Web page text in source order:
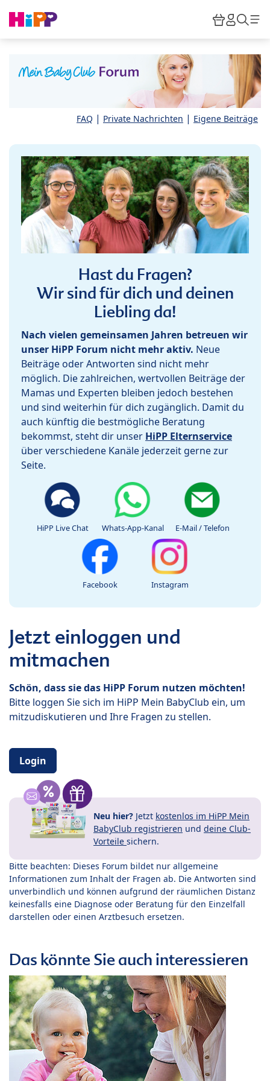
HiPP
FAQ | Private Nachrichten | Eigene Beiträge
Hast du Fragen?
Wir sind für dich und deinen
Liebling da!
Nach vielen gemeinsamen Jahren betreuen wir
unser HiPP Forum nicht mehr aktiv. Neue
Beiträge oder Antworten sind nicht mehr
möglich. Die zahlreichen, wertvollen Beiträge der
Mamas und Experten bleiben jedoch bestehen
und sind weiterhin für dich zugänglich. Damit du
auch künftig die bestmögliche Beratung
bekommst, steht dir unser HiPP Elternservice
über verschiedene Kanäle jederzeit gerne zur
Seite.
HiPP Live Chat Whats-App-Kanal E-Mail / Telefon
Facebook Instagram
Jetzt einloggen und
mitmachen
Schön, dass sie das HiPP Forum nutzen möchten!
Bitte loggen Sie sich im HiPP Mein BabyClub ein, um
mitzudiskutieren und Ihre Fragen zu stellen.
Login
Neu hier? Jetzt kostenlos im HiPP Mein
BabyClub registrieren und deine Club-
Vorteile sichern.
Bitte beachten: Dieses Forum bildet nur allgemeine
Informationen zum Inhalt der Fragen ab. Die Antworten sind
unverbindlich und können aufgrund der räumlichen Distanz
keinesfalls eine Diagnose oder Beratung für den Einzelfall
darstellen oder einen Arztbesuch ersetzen.
Das könnte Sie auch interessieren